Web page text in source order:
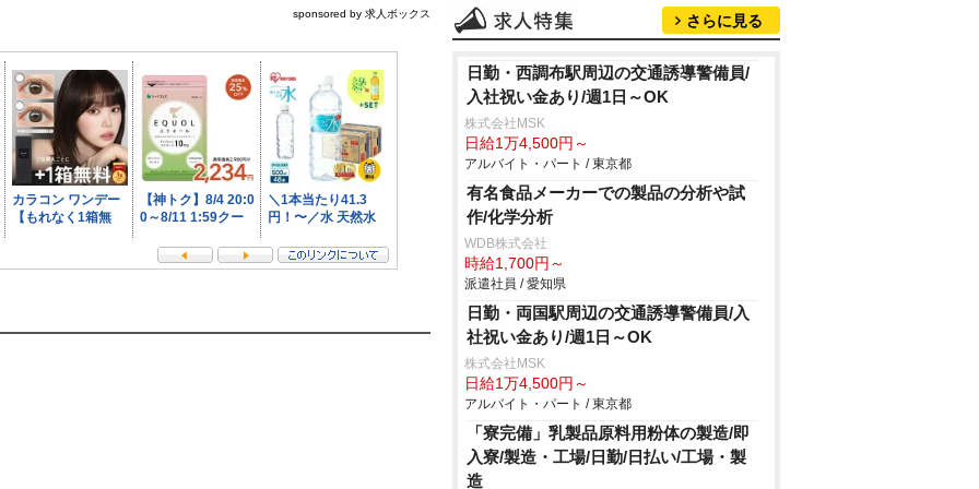
sponsored by 求人ボックス さらに見る
日勤・西調布駅周辺の交通誘導警備員/
入社祝い金あり/週1日～OK
株式会社MSK
日給1万4,500円～
アルバイト・パート / 東京都
有名食品メーカーでの製品の分析や試
作/化学分析
WDB株式会社
時給1,700円～
派遣社員 / 愛知県
日勤・両国駅周辺の交通誘導警備員/入
社祝い金あり/週1日～OK
株式会社MSK
日給1万4,500円～
アルバイト・パート / 東京都
「寮完備」乳製品原料用粉体の製造/即
入寮/製造・工場/日勤/日払い/工場・製
造